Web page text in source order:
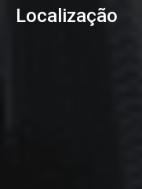
Localização